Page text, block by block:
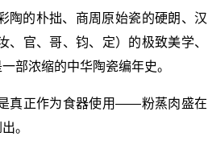
陶的朴拙、商周原始瓷的硬朗、汉
官、哥、钧、定）的极致美学、
部浓缩的中华陶瓷编年史。
真正作为食器使用——粉蒸肉盛在
。